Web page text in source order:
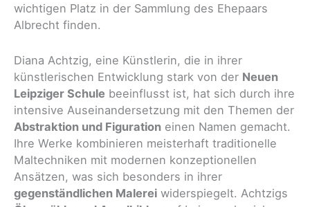
wichtigen Platz in der Sammlung des Ehepaars
Albrecht finden.
Diana Achtzig, eine Künstlerin, die in ihrer
künstlerischen Entwicklung stark von der Neuen
Leipziger Schule beeinflusst ist, hat sich durch ihre
intensive Auseinandersetzung mit den Themen der
Abstraktion und Figuration einen Namen gemacht.
Ihre Werke kombinieren meisterhaft traditionelle
Maltechniken mit modernen konzeptionellen
Ansätzen, was sich besonders in ihrer
gegenständlichen Malerei widerspiegelt. Achtzigs